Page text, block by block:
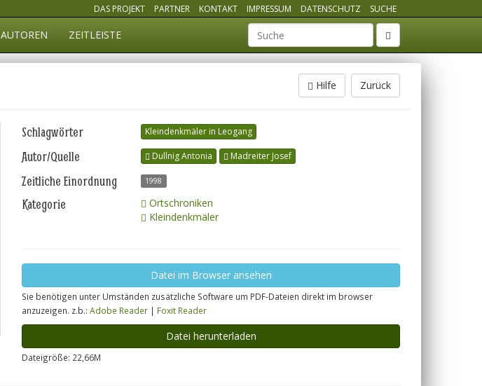
DAS PROJEKT PARTNER KONTAKT IMPRESSUM DATENSCHUTZ SUCHE
AUTOREN ZEITLEISTE Suchbegriff
Zurück
Hilfe
Schlagwörter Kleindenkmäler in Leogang
Autor/Quelle Dullnig Antonia Madreiter Josef
Zeitliche Einordnung 1998
Kategorie
Ortschroniken
Kleindenkmäler
Datei im Browser ansehen
Sie benötigen unter Umständen zusätzliche Software um PDF-Dateien direkt im browser
anzuzeigen. z.b.: Adobe Reader | Foxit Reader
Datei herunterladen
Dateigröße: 22,66M